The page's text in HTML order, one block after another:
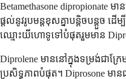
Betamethasone dipropionate
ផ្តល់នូវរូបមន្តខុសគ្នាបន្តិចបន្តួច ដ
ឈ្មោះយីហោទូទៅបំផុតរួមមាន
Diprolene មាននៅក្នុងទម្រង់ជា
ប្រសិទ្ធភាពបំផុត។ Diprosone ម